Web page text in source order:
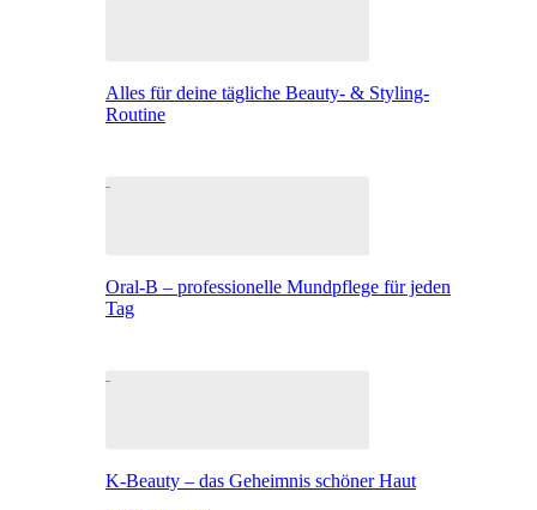
Alles für deine tägliche Beauty- & Styling-
Routine
Oral-B – professionelle Mundpflege für jeden
Tag
K-Beauty – das Geheimnis schöner Haut